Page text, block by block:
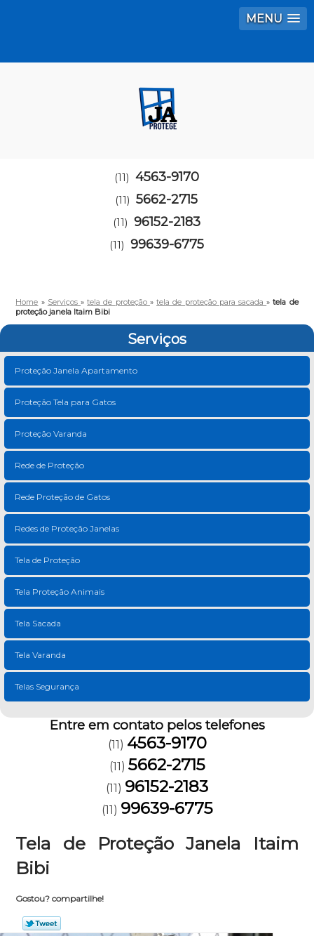
MENU
(11) 4563-9170
(11) 5662-2715
(11) 96152-2183
(11) 99639-6775
Home » Serviços»tela de proteção »tela de proteção para sacada»tela de
proteção janela Itaim Bibi
Serviços
Proteção Janela Apartamento
Proteção Tela para Gatos
Proteção Varanda
Rede de Proteção
Rede Proteção de Gatos
Redes de Proteção Janelas
Tela de Proteção
Tela Proteção Animais
Tela Sacada
Tela Varanda
Telas Segurança
Entre em contato pelos telefones
(11) 4563-9170
(11) 5662-2715
(11) 96152-2183
(11) 99639-6775
Tela de Proteção Janela Itaim
Bibi
Gostou? compartilhe!